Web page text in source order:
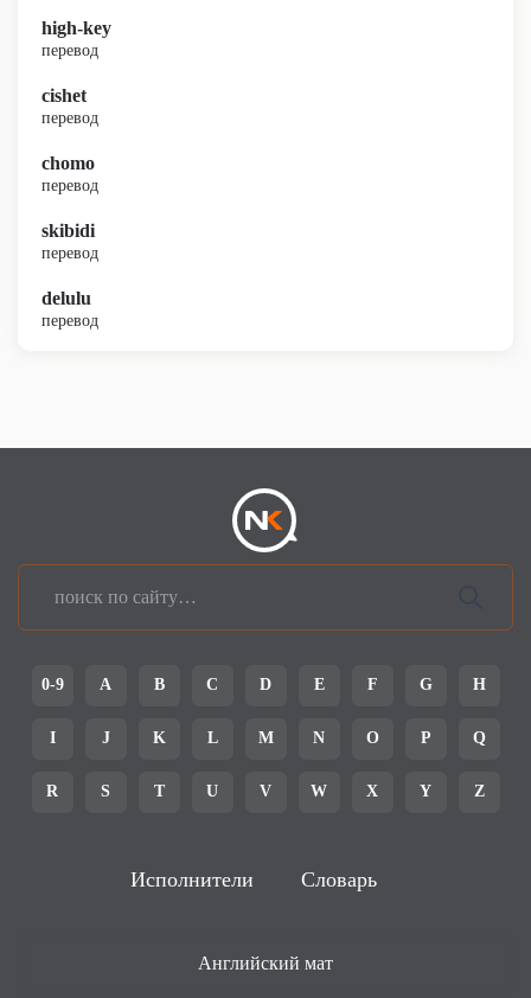
high-key
перевод
cishet
перевод
chomo
перевод
skibidi
перевод
delulu
перевод
0-9 A B C D E F G H
I J K L M N O P Q
R S T U V W X Y Z
Исполнители Словарь
Английский мат